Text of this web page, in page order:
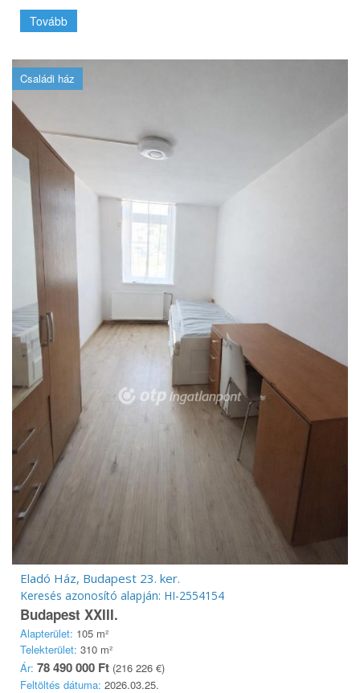
Tovább
Családi ház
Eladó Ház, Budapest 23. ker.
Keresés azonosító alapján: HI-2554154
Budapest XXIII.
Alapterület: 105 m²
Telekterület: 310 m²
Ár: 78 490 000 Ft (216 226 €)
Feltöltés dátuma: 2026.03.25.